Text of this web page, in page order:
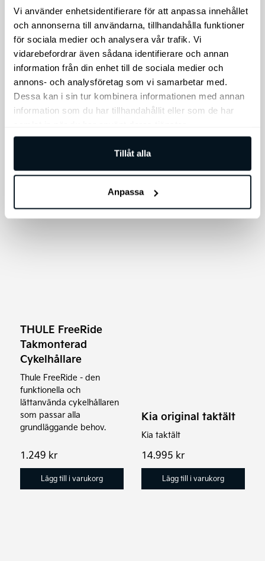
Vi använder enhetsidentifierare för att anpassa innehållet
och annonserna till användarna, tillhandahålla funktioner
för sociala medier och analysera vår trafik. Vi
vidarebefordrar även sådana identifierare och annan
information från din enhet till de sociala medier och
annons- och analysföretag som vi samarbetar med.
Dessa kan i sin tur kombinera informationen med annan
information som du har tillhandahållit eller som de har
Tillåt alla
Anpassa
Kia Skyddsfilm för
display
Skyddsfilm för display.
795kr
Rea!
Thule EasyFold 3
dragkroksmonterad
EasyFold 3 cykelhållare
11.879kr–15.148kr
här
produkten
har
flera
varianter.
De
olika
alternativen
kan
väljas
produktsidan
THULE FreeRide
Takmonterad
Cykelhållare
Thule FreeRide - den
funktionella och
lättanvända cykelhållaren
som passar alla
grundläggande behov.
1.249 kr
Lägg till i varukorg
Kia original taktält
Kia taktält
14.995 kr
Lägg till i varukorg